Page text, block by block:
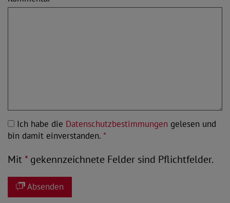
Ich habe die Datenschutzbestimmungen gelesen und
bin damit einverstanden. *
Mit*gekennzeichnete Felder sind Pflichtfelder.
Absenden